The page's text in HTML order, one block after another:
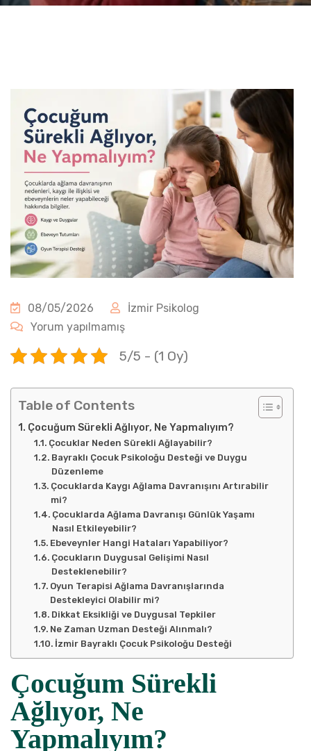
08/05/2026
İzmir Psikolog
Yorum yapılmamış
5/5 - (1 Oy)
Table of Contents
Çocuğum Sürekli Ağlıyor, Ne Yapmalıyım?
Çocuklar Neden Sürekli Ağlayabilir?
Bayraklı Çocuk Psikoloğu Desteği ve Duygu
Düzenleme
Çocuklarda Kaygı Ağlama Davranışını Artırabilir
mi?
Çocuklarda Ağlama Davranışı Günlük Yaşamı
Nasıl Etkileyebilir?
Ebeveynler Hangi Hataları Yapabiliyor?
Çocukların Duygusal Gelişimi Nasıl
Desteklenebilir?
Oyun Terapisi Ağlama Davranışlarında
Destekleyici Olabilir mi?
Dikkat Eksikliği ve Duygusal Tepkiler
Ne Zaman Uzman Desteği Alınmalı?
İzmir Bayraklı Çocuk Psikoloğu Desteği
Çocuğum Sürekli
Ağlıyor, Ne
Yapmalıyım?